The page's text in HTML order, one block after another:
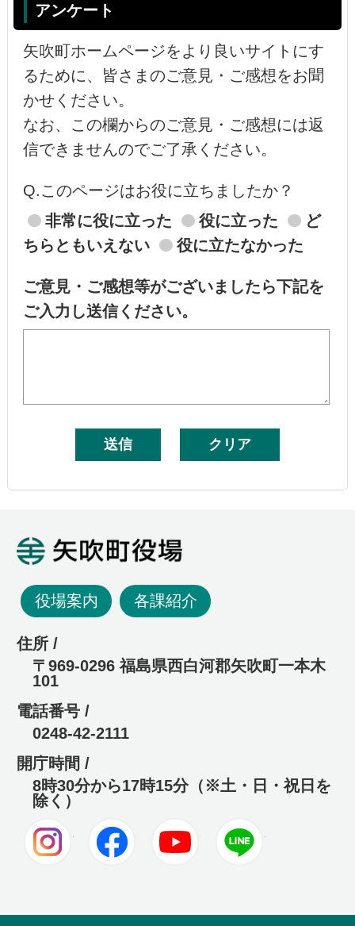
アンケート
矢吹町ホームページをより良いサイトにす
るために、皆さまのご意見・ご感想をお聞
かせください。
なお、この欄からのご意見・ご感想には返
信できませんのでご了承ください。
Q.このページはお役に立ちましたか？
非常に役に立った
役に立った
ど
ちらともいえない
役に立たなかった
ご意見・ご感想等がございましたら下記を
ご入力し送信ください。
役場案内 各課紹介
住所 /
〒969-0296 福島県西白河郡矢吹町一本木
101
電話番号 /
0248-42-2111
開庁時間 /
8時30分から17時15分（※土・日・祝日を
除く）
Instagram Facebook Youtube